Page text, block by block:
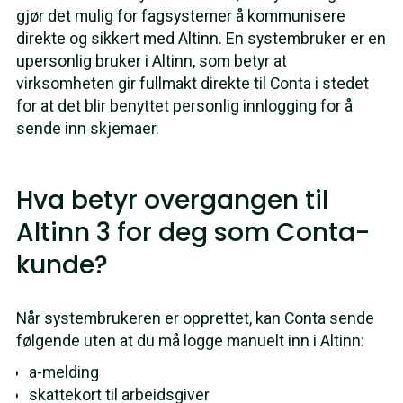
gjør det mulig for fagsystemer å kommunisere
direkte og sikkert med Altinn. En systembruker er en
upersonlig bruker i Altinn, som betyr at
virksomheten gir fullmakt direkte til Conta i stedet
for at det blir benyttet personlig innlogging for å
sende inn skjemaer.
Hva betyr overgangen til
Altinn 3 for deg som Conta-
kunde?
Når systembrukeren er opprettet, kan Conta sende
følgende uten at du må logge manuelt inn i Altinn:
a-melding
skattekort til arbeidsgiver